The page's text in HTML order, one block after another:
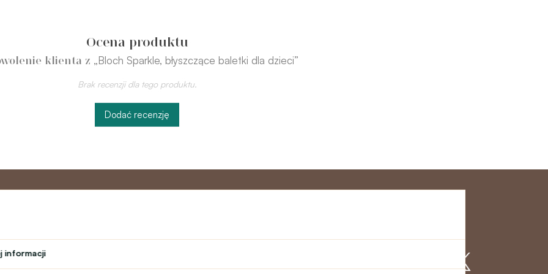
informacji
Ocena produktu
klienta z „Bloch Sparkle, błyszczące baletki dla dzieci”
Brak recenzji dla tego produktu.
Dodać recenzję
partnerski
Program lojalnościowy
text_faq